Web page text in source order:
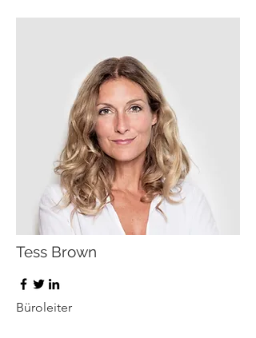
Tess Brown
Büroleiter